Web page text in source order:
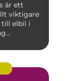
är ett
viktigare
till elbil i